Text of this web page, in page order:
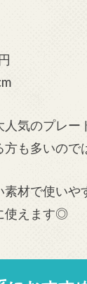
人気のプレー
方も多いので
素材で使いや
使えます◎